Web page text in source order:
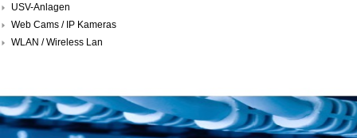
USV-Anlagen
Web Cams / IP Kameras
WLAN / Wireless Lan